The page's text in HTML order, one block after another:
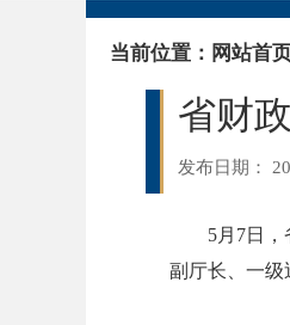
当前位置： 网站首
省财
发布日期：
5月7日
副厅长、一级